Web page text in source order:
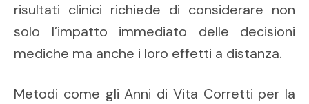
risultati clinici richiede di considerare non
solo l’impatto immediato delle decisioni
mediche ma anche i loro effetti a distanza.
Metodi come gli Anni di Vita Corretti per la